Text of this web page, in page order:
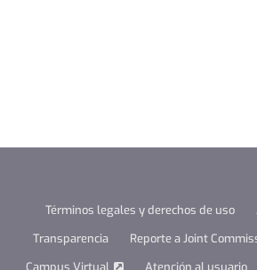
Términos legales y derechos de uso
Transparencia
Reporte a Joint
Campus Virtual
Atención al usuario